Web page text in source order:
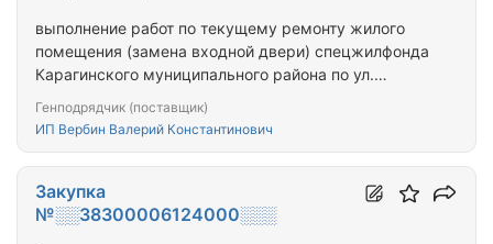
выполнение работ по текущему ремонту жилого
помещения (замена входной двери) спецжилфонда
Карагинского муниципального района по ул.
Генподрядчик (поставщик)
ИП Вербин Валерий Константинович
Закупка
№░░38300006124000░░░